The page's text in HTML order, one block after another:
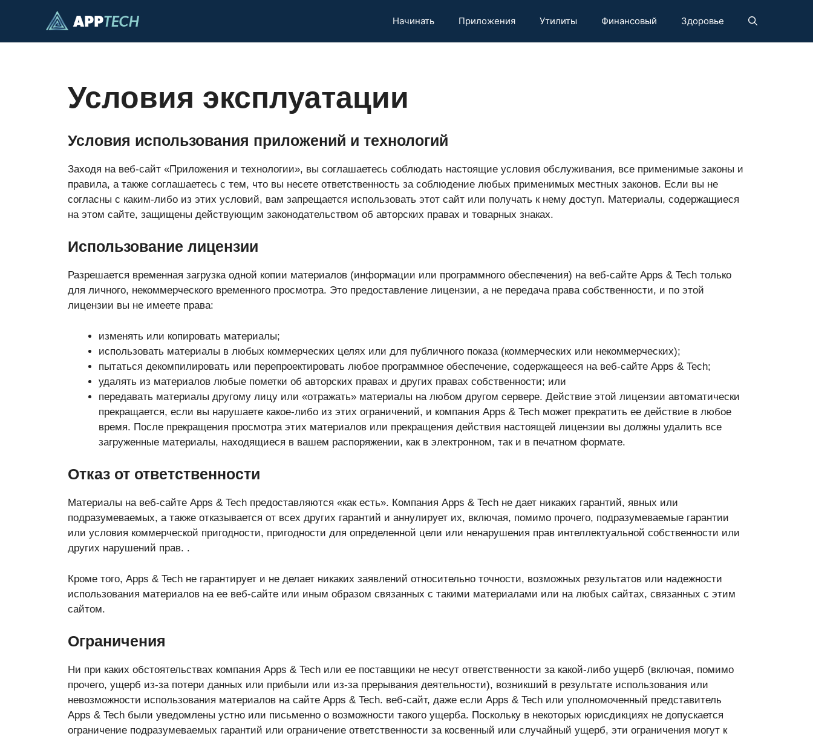
Начинать Приложения Утилиты Финансовый Здоровье
Условия эксплуатации
Условия использования приложений и технологий
Заходя на веб-сайт «Приложения и технологии», вы соглашаетесь соблюдать настоящие условия обслуживания, все применимые законы и
правила, а также соглашаетесь с тем, что вы несете ответственность за соблюдение любых применимых местных законов. Если вы не
согласны с каким-либо из этих условий, вам запрещается использовать этот сайт или получать к нему доступ. Материалы, содержащиеся
на этом сайте, защищены действующим законодательством об авторских правах и товарных знаках.
Использование лицензии
Разрешается временная загрузка одной копии материалов (информации или программного обеспечения) на веб-сайте Apps & Tech только
для личного, некоммерческого временного просмотра. Это предоставление лицензии, а не передача права собственности, и по этой
лицензии вы не имеете права:
изменять или копировать материалы;
использовать материалы в любых коммерческих целях или для публичного показа (коммерческих или некоммерческих);
пытаться декомпилировать или перепроектировать любое программное обеспечение, содержащееся на веб-сайте Apps & Tech;
удалять из материалов любые пометки об авторских правах и других правах собственности; или
передавать материалы другому лицу или «отражать» материалы на любом другом сервере. Действие этой лицензии автоматически
прекращается, если вы нарушаете какое-либо из этих ограничений, и компания Apps & Tech может прекратить ее действие в любое
время. После прекращения просмотра этих материалов или прекращения действия настоящей лицензии вы должны удалить все
загруженные материалы, находящиеся в вашем распоряжении, как в электронном, так и в печатном формате.
Отказ от ответственности
Материалы на веб-сайте Apps & Tech предоставляются «как есть». Компания Apps & Tech не дает никаких гарантий, явных или
подразумеваемых, а также отказывается от всех других гарантий и аннулирует их, включая, помимо прочего, подразумеваемые гарантии
или условия коммерческой пригодности, пригодности для определенной цели или ненарушения прав интеллектуальной собственности или
других нарушений прав. .
Кроме того, Apps & Tech не гарантирует и не делает никаких заявлений относительно точности, возможных результатов или надежности
использования материалов на ее веб-сайте или иным образом связанных с такими материалами или на любых сайтах, связанных с этим
сайтом.
Ограничения
Ни при каких обстоятельствах компания Apps & Tech или ее поставщики не несут ответственности за какой-либо ущерб (включая, помимо
прочего, ущерб из-за потери данных или прибыли или из-за прерывания деятельности), возникший в результате использования или
невозможности использования материалов на сайте Apps & Tech. веб-сайт, даже если Apps & Tech или уполномоченный представитель
Apps & Tech были уведомлены устно или письменно о возможности такого ущерба. Поскольку в некоторых юрисдикциях не допускается
ограничение подразумеваемых гарантий или ограничение ответственности за косвенный или случайный ущерб, эти ограничения могут к